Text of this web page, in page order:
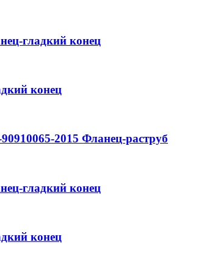
гладкий конец
конец
2015 Фланец-раструб
гладкий конец
конец